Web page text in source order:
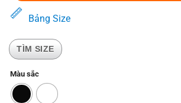
Bảng Size
TÌM SIZE
Màu sắc